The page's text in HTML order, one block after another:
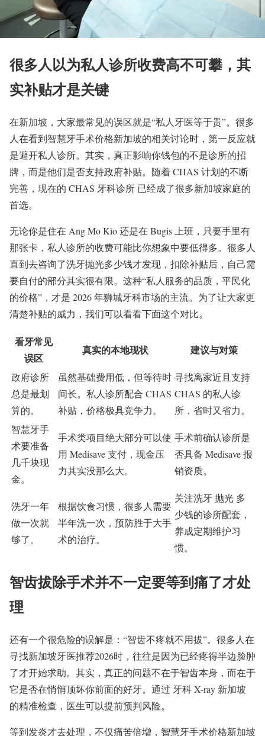
很多人以为私人诊所收费高不可攀，其
实补贴才是关键
在新加坡，大家最常见的误区就是“私人牙医等于贵”。很多
人在看到智慧牙手术价格新加坡的相关讨论时，第一反应就
是避开私人诊所。其实，真正影响你钱包的不是诊所的招
牌，而是他们是否支持政府补贴。随着 CHAS 计划的不断
完善，现在的 CHAS 牙科诊所 已经成了很多新加坡家庭的
首选。
无论你是住在 Ang Mo Kio 还是在 Bugis 上班，只要手里有
那张卡，私人诊所的收费可能比你想象中要低得多。很多人
直到去咨询了洗牙抛光多少钱才发现，扣除补贴后，自己需
要自付的部分其实很有限。这种“私人服务的品质，平民化
的价格”，才是 2026 年狮城牙科市场的主流。为了让大家更
清楚补贴的威力，我们可以看看下面这个对比。
看牙常见
误区
真实的本地现状 建议与对策
政府诊所
总是最划
算的。
虽然基础费用低，但等待时
间长。私人诊所配合 CHAS
补贴，价格极具竞争力。
寻找离家近且支持
CHAS 的私人诊
所，省时又省力。
智慧牙手
术要准备
几千块现
金。
手术类项目绝大部分可以使
用 Medisave 支付，现金压
力其实没那么大。
手术前确认诊所是
否具备 Medisave 报
销资质。
洗牙一年
做一次就
够了。
根据饮食习惯，很多人需要
半年洗一次，预防胜于大手
术的治疗。
关注洗牙 抛光 多
少钱的诊所配套，
养成定期维护习
惯。
智齿拔除手术并不一定要等到痛了才处
理
还有一个很危险的误解是：“智齿不疼就不用拔”。很多人在
寻找新加坡牙医推荐2026时，往往是因为已经疼得半边脸肿
了才开始求助。其实，真正的问题不在于智齿本身，而在于
它是否在悄悄顶坏你前面的好牙。通过 牙科 X-ray 新加坡
的精准检查，医生可以提前预判风险。
等到发炎才去处理，不仅痛苦倍增，智慧牙手术价格新加坡